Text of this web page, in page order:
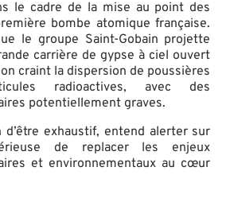
le cadre de la mise au point des
bombe atomique française.
le groupe Saint-Gobain projette
carrière de gypse à ciel ouvert
craint la dispersion de poussières
radioactives, avec des
potentiellement graves.
exhaustif, entend alerter sur
de replacer les enjeux
et environnementaux au cœur